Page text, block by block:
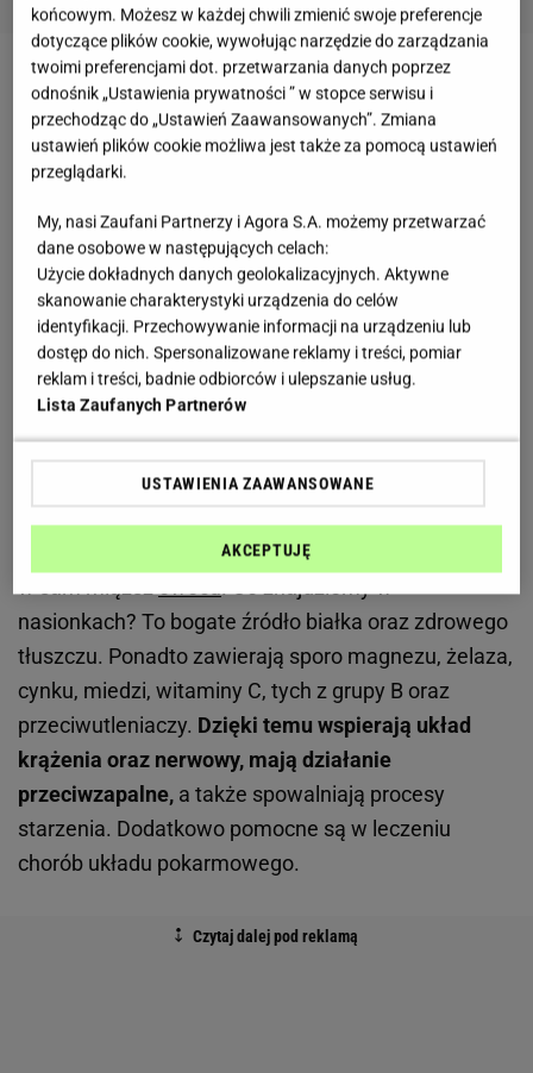
Zobacz wideoKasia z Kwiatu Jabłoni zdradza
przepis na... pieczonego arbuza [materiał wydawcy
kobieta.gazeta.pl]
Pestki arbuza - trujące czy nie?
To pytanie zadaje sobie wiele osób, którym zdarzyło
się połknąć pestki arbuza. Trujące? Okazuje się, że
jest zupełnie na odwrót. Czarne kropeczki wewnątrz
miąższu są nie tylko nieszkodliwe, lecz także - a
zdrowe, że zyskały już miano super foodu.
Pestki arbuza to kopalnia składników odżywczych.
dostarcza nam ich znacznie więcej, niż
w sam miąższowocu. Co znajdziemy w
nasionkach? To bogate źródło białka oraz zdrowego
tłuszczu. Ponadto zawierają sporo magnezu, żelaza,
cynku, miedzi, witaminy C, tych z grupy B oraz
przeciwutleniaczy. Dzięki temu wspierają układ
krążenia oraz nerwowy, mają działanie
przeciwzapalne, a także spowalniają procesy
starzenia. Dodatkowo pomocne są w leczeniu
chorób układu pokarmowego.
końcowym. Możesz w każdej chwili zmienić swoje preferencje
dotyczące plików cookie, wywołując narzędzie do zarządzania
twoimi preferencjami dot. przetwarzania danych poprzez
odnośnik „Ustawienia prywatności ” w stopce serwisu i
przechodząc do „Ustawień Zaawansowanych”. Zmiana
ustawień plików cookie możliwa jest także za pomocą ustawień
przeglądarki.
My, nasi Zaufani Partnerzy i Agora S.A. możemy przetwarzać
dane osobowe w następujących celach:
Użycie dokładnych danych geolokalizacyjnych. Aktywne
skanowanie charakterystyki urządzenia do celów
identyfikacji. Przechowywanie informacji na urządzeniu lub
dostęp do nich. Spersonalizowane reklamy i treści, pomiar
reklam i treści, badnie odbiorców i ulepszanie usług.
Lista Zaufanych Partnerów
USTAWIENIA ZAAWANSOWANE
AKCEPTUJĘ